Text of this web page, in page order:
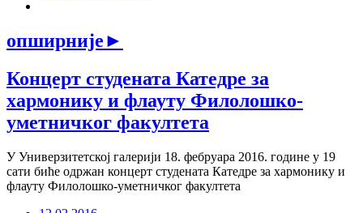
опширније►
Концерт студената Катедре за
хармонику и флауту Филолошко-
уметничког факултета
У Универзитетској галерији 18. фебруара 2016. године у 19
сати биће одржан концерт студената Катедре за хармонику и
флауту Филолошко-уметничког факултета